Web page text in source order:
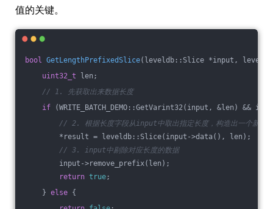
值的关键。
bool GetLengthPrefixedSlice(leveldb::Slice *input,
uint32_t len;
// 1. 先获取出来数据长度
if (WRITE_BATCH_DEMO::GetVarint32(input, &len) &&
// 2. 根据长度字段从input中取出指定长度，构造出一个新
*result = leveldb::Slice(input->data(), len);
// 3. input中剔除对应长度的数据
input->remove_prefix(len);
return true;
} else {